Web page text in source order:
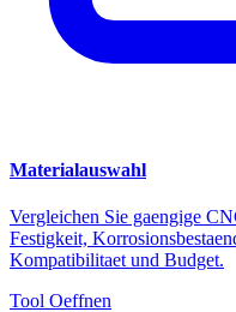
Materialauswahl
Vergleichen Sie gaengige
Festigkeit,
Kompatibilitaet und Budget.
Tool Oeffnen